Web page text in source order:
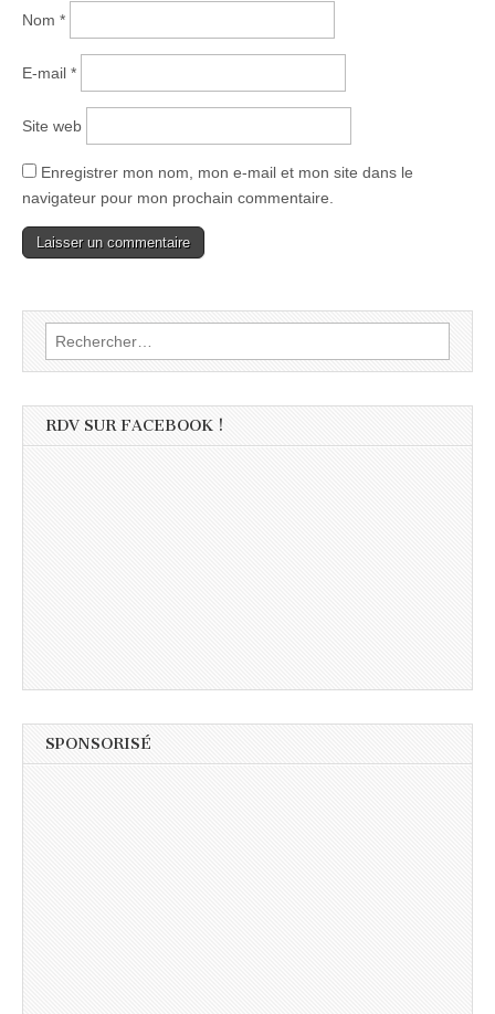
Nom *
E-mail *
Site web
Enregistrer mon nom, mon e-mail et mon site dans le
navigateur pour mon prochain commentaire.
Rechercher :
RDV SUR FACEBOOK !
SPONSORISÉ